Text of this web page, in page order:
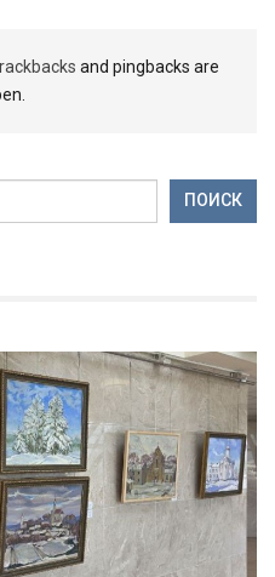
and pingbacks are
ПОИСК